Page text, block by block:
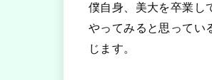
僕自身、美大を卒業し
やってみると思ってい
じます。